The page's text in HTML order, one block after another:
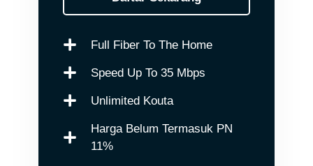
Full Fiber To The Home
Speed Up To 35 Mbps
Unlimited Kouta
Harga Belum Termasuk PN
11%